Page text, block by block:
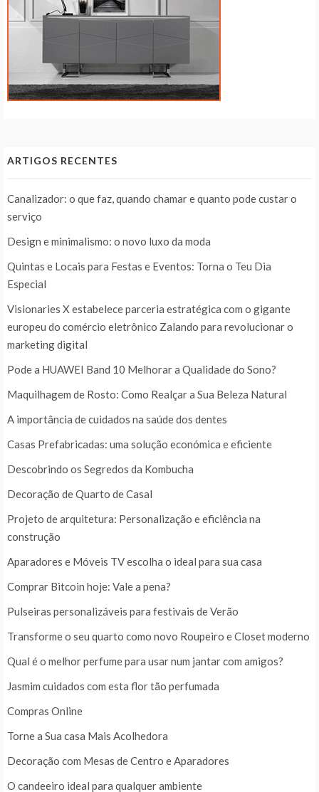
ARTIGOS RECENTES
Canalizador: o que faz, quando chamar e quanto pode custar o
serviço
Design e minimalismo: o novo luxo da moda
Quintas e Locais para Festas e Eventos: Torna o Teu Dia
Especial
Visionaries X estabelece parceria estratégica com o gigante
europeu do comércio eletrônico Zalando para revolucionar o
marketing digital
Pode a HUAWEI Band 10 Melhorar a Qualidade do Sono?
Maquilhagem de Rosto: Como Realçar a Sua Beleza Natural
A importância de cuidados na saúde dos dentes
Casas Prefabricadas: uma solução económica e eficiente
Descobrindo os Segredos da Kombucha
Decoração de Quarto de Casal
Projeto de arquitetura: Personalização e eficiência na
construção
Aparadores e Móveis TV escolha o ideal para sua casa
Comprar Bitcoin hoje: Vale a pena?
Pulseiras personalizáveis para festivais de Verão
Transforme o seu quarto como novo Roupeiro e Closet moderno
Qual é o melhor perfume para usar num jantar com amigos?
Jasmim cuidados com esta flor tão perfumada
Compras Online
Torne a Sua casa Mais Acolhedora
Decoração com Mesas de Centro e Aparadores
O candeeiro ideal para qualquer ambiente